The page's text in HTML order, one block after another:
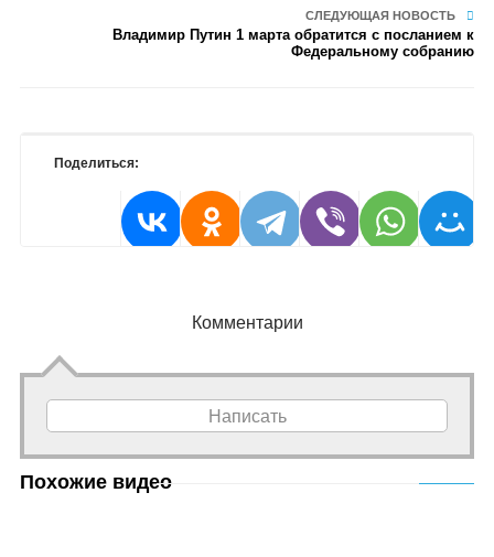
СЛЕДУЮЩАЯ НОВОСТЬ
Владимир Путин 1 марта обратится с посланием к
Федеральному собранию
Поделиться:
Комментарии
Написать
Похожие видео